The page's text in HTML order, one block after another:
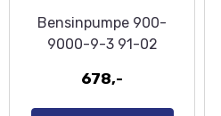
Bensinpumpe 900-
9000-9-3 91-02
678,-